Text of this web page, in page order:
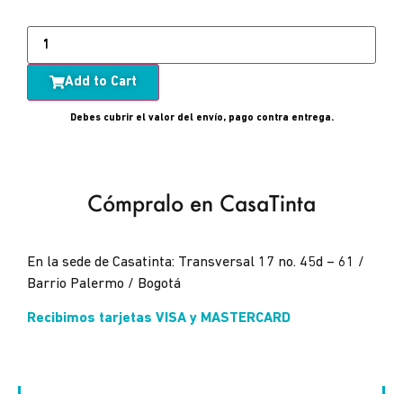
Add to Cart
Debes cubrir el valor del envío, pago contra entrega.
Cómpralo en CasaTinta
En la sede de Casatinta: Transversal 17 no. 45d – 61 /
Barrio Palermo / Bogotá
Recibimos tarjetas VISA y MASTERCARD